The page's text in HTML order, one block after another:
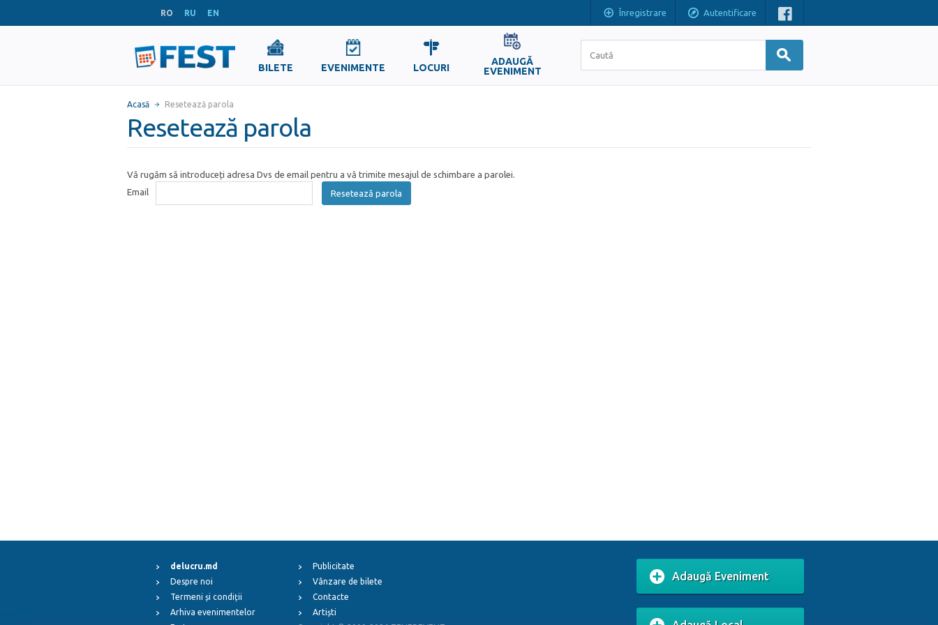
RO RU EN Înregistrare Autentificare
BILETE EVENIMENTE LOCURI
ADAUGĂ
EVENIMENT
Acasă Resetează parola
Resetează parola
Vă rugăm să introduceți adresa Dvs de email pentru a vă trimite mesajul de schimbare a parolei.
Email
Resetează parola
delucru.md
Despre noi
Termeni și condiții
Arhiva evenimentelor
Publicitate
Vânzare de bilete
Contacte
Artiști
Adaugă Eveniment